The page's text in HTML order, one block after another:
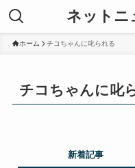
ネットニ
ホーム チコちゃんに叱られる
チコちゃんに叱
新着記事